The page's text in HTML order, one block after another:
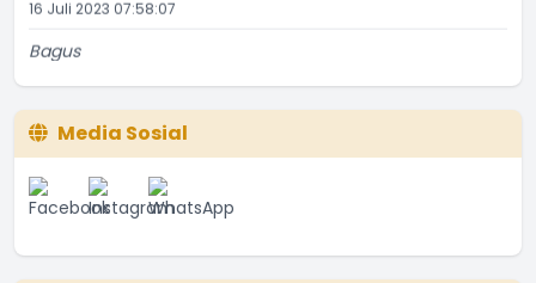
...selengkapnya
Etti Sunar
22 Januari 2022 01:08:01
Bagus
...selengkapnya
Ina
Media Sosial